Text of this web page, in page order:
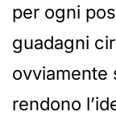
per ogni
guadagni
ovviamente
rendono